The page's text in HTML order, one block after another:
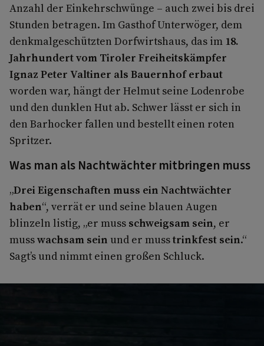
Anzahl der Einkehrschwünge – auch zwei bis drei
Stunden betragen. Im Gasthof Unterwöger, dem
denkmalgeschützten Dorfwirtshaus, das im 18.
Jahrhundert vom Tiroler Freiheitskämpfer
Ignaz Peter Valtiner als Bauernhof erbaut
worden war, hängt der Helmut seine Lodenrobe
und den dunklen Hut ab. Schwer lässt er sich in
den Barhocker fallen und bestellt einen roten
Spritzer.
Was man als Nachtwächter mitbringen muss
„Drei Eigenschaften muss ein Nachtwächter
haben“, verrät er und seine blauen Augen
blinzeln listig, „er muss schweigsam sein, er
musswachsam sein und er musstrinkfest sein.“
Sagt’s und nimmt einen großen Schluck.